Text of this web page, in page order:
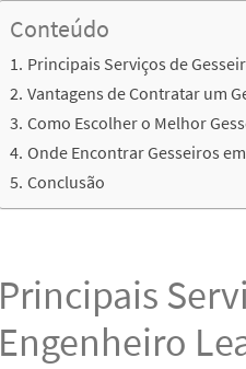
Conteúdo
Principais Serviços de
Vantagens de Contratar um
Como Escolher o Melhor
Onde Encontrar Gesseiros
Conclusão
Principais
Engenheiro